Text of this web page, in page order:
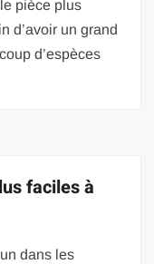
pièce plus
d’avoir un grand
d’espèces
faciles à
dans les